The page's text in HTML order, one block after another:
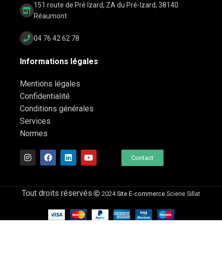
151 route de Pré Izard, ZA du Pré-Izard, 38140
Réaumont
04 76 42 62 78
Informations légales
Mentions légales
Confidentialité
Conditions générales
Services
Normes
Contact
Tout droits réservés 2024Site E-commerce Scierie Sillat